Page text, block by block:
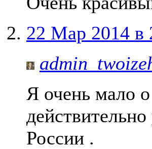
22 Мар 2014 в
Я очень мало
России .